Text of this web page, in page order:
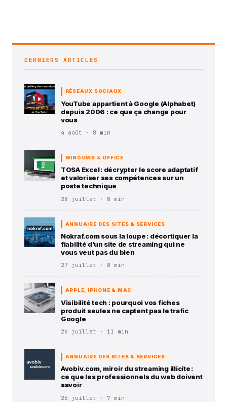
DERNIERS ARTICLES
RÉSEAUX SOCIAUX
YouTube appartient à Google (Alphabet)
depuis 2006 : ce que ça change pour
vous
4 août · 8 min
WINDOWS & OFFICE
TOSA Excel : décrypter le score adaptatif
et valoriser ses compétences sur un
poste technique
28 juillet · 8 min
ANNUAIRE DES SITES & SERVICES
Nokraf.com sous la loupe : décortiquer la
fiabilité d’un site de streaming qui ne
vous veut pas du bien
27 juillet · 8 min
APPLE, IPHONE & MAC
Visibilité tech : pourquoi vos fiches
produit seules ne captent pas le trafic
Google
26 juillet · 11 min
ANNUAIRE DES SITES & SERVICES
Avobiv.com, miroir du streaming illicite :
ce que les professionnels du web doivent
savoir
26 juillet · 7 min